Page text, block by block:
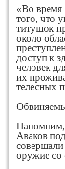
«Во время
того, что
титушок
около
доступ к
человек
их
телесных
Напомним,
Аваков
совершали
оружие со